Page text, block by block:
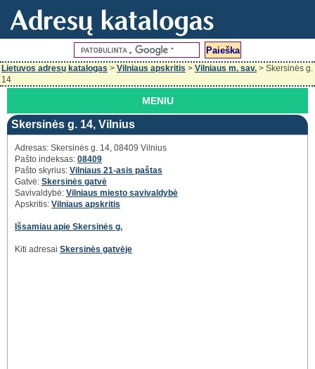
Lietuvos adresų katalogas > Vilniaus apskritis > Vilniaus m. sav. > Skersinės g.
14
MENIU
Skersinės g. 14, Vilnius
Adresas: Skersinės g. 14, 08409 Vilnius
Pašto indeksas: 08409
Pašto skyrius: Vilniaus 21-asis paštas
Gatvė: Skersinės gatvė
Savivaldybė: Vilniaus miesto savivaldybė
Apskritis: Vilniaus apskritis
Išsamiau apie Skersinės g.
Kiti adresai Skersinės gatvėje